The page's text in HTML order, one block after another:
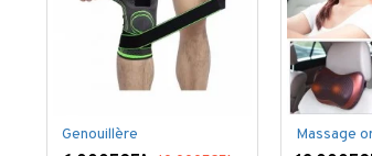
Genouillère